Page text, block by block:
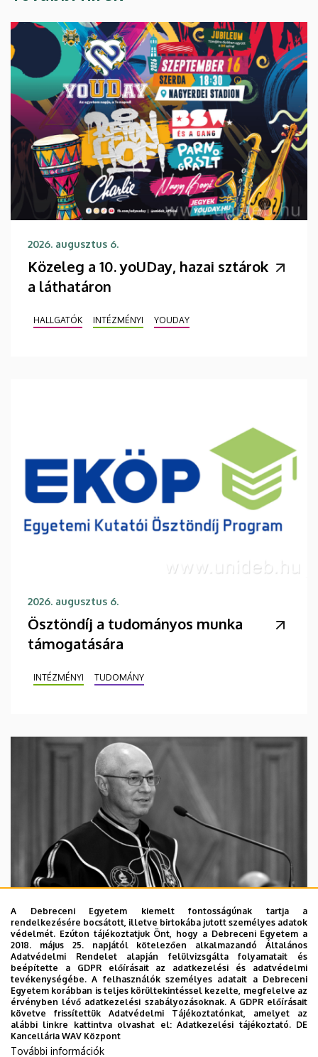
2026. augusztus 6.
Közeleg a 10. yoUDay, hazai sztárok
a láthatáron
HALLGATÓK INTÉZMÉNYI YOUDAY
2026. augusztus 6.
Ösztöndíj a tudományos munka
támogatására
INTÉZMÉNYI TUDOMÁNY
2026. augusztus 5.
Díszdoktorát gyászolja a Debreceni
Egyetem
INTÉZMÉNYI TTK TUDOMÁNY
A Debreceni Egyetem kiemelt fontosságúnak tartja a
rendelkezésére bocsátott, illetve birtokába jutott személyes adatok
védelmét. Ezúton tájékoztatjuk Önt, hogy a Debreceni Egyetem a
2018. május 25. napjától kötelezően alkalmazandó Általános
Adatvédelmi Rendelet alapján felülvizsgálta folyamatait és
beépítette a GDPR előírásait az adatkezelési és adatvédelmi
tevékenységébe. A felhasználók személyes adatait a Debreceni
Egyetem korábban is teljes körültekintéssel kezelte, megfelelve az
érvényben lévő adatkezelési szabályozásoknak. A GDPR előírásait
követve frissítettük Adatvédelmi Tájékoztatónkat, amelyet az
alábbi linkre kattintva olvashat el:Adatkezelési tájékoztató. DE
Kancellária WAV Központ
További információk